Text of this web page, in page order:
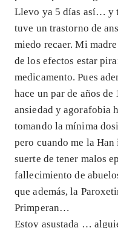
Llevo ya 5 días así… y
tuve un trastorno de
miedo recaer. Mi
de los efectos estar
medicamento. Pues
hace un par de años
ansiedad y agorafobia
tomando la mínima
pero cuando me la
suerte de tener malos
fallecimiento de
que además, la
Primperan…
Estoy asustada …